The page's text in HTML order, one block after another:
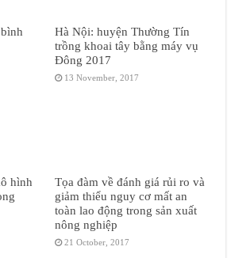
Hà Nội: huyện Thường Tín
trồng khoai tây bằng máy vụ
Đông 2017
13 November, 2017
hình
Tọa đàm về đánh giá rủi ro và
giảm thiểu nguy cơ mất an
toàn lao động trong sản xuất
nông nghiệp
21 October, 2017